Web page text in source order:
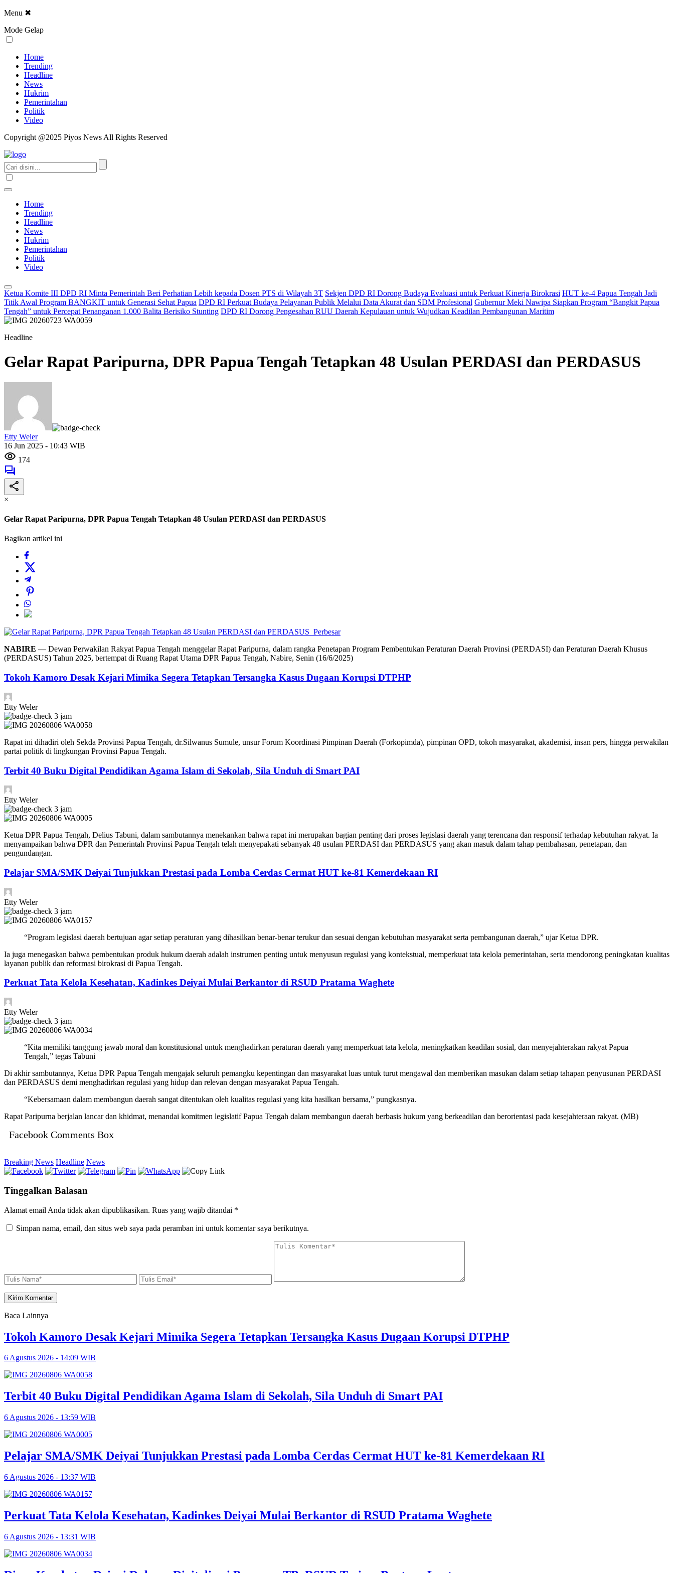
Menu ✖
Mode Gelap
Home
Trending
Headline
News
Hukrim
Pemerintahan
Politik
Video
Copyright @2025 Piyos News All Rights Reserved
Home
Trending
Headline
News
Hukrim
Pemerintahan
Politik
Video
Ketua Komite III DPD RI Minta Pemerintah Beri Perhatian Lebih kepada Dosen PTS di Wilayah 3T Sekjen DPD RI Dorong Budaya Evaluasi untuk Perkuat Kinerja Birokrasi HUT ke-4 Papua Tengah Jadi
Titik Awal Program BANGKIT untuk Generasi Sehat Papua DPD RI Perkuat Budaya Pelayanan Publik Melalui Data Akurat dan SDM Profesional Gubernur Meki Nawipa Siapkan Program “Bangkit Papua
Tengah” untuk Percepat Penanganan 1.000 Balita Berisiko Stunting DPD RI Dorong Pengesahan RUU Daerah Kepulauan untuk Wujudkan Keadilan Pembangunan Maritim
Headline
Gelar Rapat Paripurna, DPR Papua Tengah Tetapkan 48 Usulan PERDASI dan PERDASUS
Etty Weler
16 Jun 2025 - 10:43 WIB
174
×
Gelar Rapat Paripurna, DPR Papua Tengah Tetapkan 48 Usulan PERDASI dan PERDASUS
Bagikan artikel ini
Perbesar
NABIRE —Dewan Perwakilan Rakyat Papua Tengah menggelar Rapat Paripurna, dalam rangka Penetapan Program Pembentukan Peraturan Daerah Provinsi (PERDASI) dan Peraturan Daerah Khusus
(PERDASUS) Tahun 2025, bertempat di Ruang Rapat Utama DPR Papua Tengah, Nabire, Senin (16/6/2025)
Tokoh Kamoro Desak Kejari Mimika Segera Tetapkan Tersangka Kasus Dugaan Korupsi DTPHP
Etty Weler
3 jam
Rapat ini dihadiri oleh Sekda Provinsi Papua Tengah, dr.Silwanus Sumule, unsur Forum Koordinasi Pimpinan Daerah (Forkopimda), pimpinan OPD, tokoh masyarakat, akademisi, insan pers, hingga perwakilan
partai politik di lingkungan Provinsi Papua Tengah.
Terbit 40 Buku Digital Pendidikan Agama Islam di Sekolah, Sila Unduh di Smart PAI
Etty Weler
3 jam
Ketua DPR Papua Tengah, Delius Tabuni, dalam sambutannya menekankan bahwa rapat ini merupakan bagian penting dari proses legislasi daerah yang terencana dan responsif terhadap kebutuhan rakyat. Ia
menyampaikan bahwa DPR dan Pemerintah Provinsi Papua Tengah telah menyepakati sebanyak 48 usulan PERDASI dan PERDASUS yang akan masuk dalam tahap pembahasan, penetapan, dan
pengundangan.
Pelajar SMA/SMK Deiyai Tunjukkan Prestasi pada Lomba Cerdas Cermat HUT ke-81 Kemerdekaan RI
Etty Weler
3 jam
“Program legislasi daerah bertujuan agar setiap peraturan yang dihasilkan benar-benar terukur dan sesuai dengan kebutuhan masyarakat serta pembangunan daerah,” ujar Ketua DPR.
Ia juga menegaskan bahwa pembentukan produk hukum daerah adalah instrumen penting untuk menyusun regulasi yang kontekstual, memperkuat tata kelola pemerintahan, serta mendorong peningkatan kualitas
layanan publik dan reformasi birokrasi di Papua Tengah.
Perkuat Tata Kelola Kesehatan, Kadinkes Deiyai Mulai Berkantor di RSUD Pratama Waghete
Etty Weler
3 jam
“Kita memiliki tanggung jawab moral dan konstitusional untuk menghadirkan peraturan daerah yang memperkuat tata kelola, meningkatkan keadilan sosial, dan menyejahterakan rakyat Papua
Tengah,” tegas Tabuni
Di akhir sambutannya, Ketua DPR Papua Tengah mengajak seluruh pemangku kepentingan dan masyarakat luas untuk turut mengawal dan memberikan masukan dalam setiap tahapan penyusunan PERDASI
dan PERDASUS demi menghadirkan regulasi yang hidup dan relevan dengan masyarakat Papua Tengah.
“Kebersamaan dalam membangun daerah sangat ditentukan oleh kualitas regulasi yang kita hasilkan bersama,” pungkasnya.
Rapat Paripurna berjalan lancar dan khidmat, menandai komitmen legislatif Papua Tengah dalam membangun daerah berbasis hukum yang berkeadilan dan berorientasi pada kesejahteraan rakyat. (MB)
Facebook Comments Box
Breaking News Headline News
Tinggalkan Balasan
Alamat email Anda tidak akan dipublikasikan. Ruas yang wajib ditandai *
Simpan nama, email, dan situs web saya pada peramban ini untuk komentar saya berikutnya.
Baca Lainnya
Tokoh Kamoro Desak Kejari Mimika Segera Tetapkan Tersangka Kasus Dugaan Korupsi DTPHP
6 Agustus 2026 - 14:09 WIB
Terbit 40 Buku Digital Pendidikan Agama Islam di Sekolah, Sila Unduh di Smart PAI
6 Agustus 2026 - 13:59 WIB
Pelajar SMA/SMK Deiyai Tunjukkan Prestasi pada Lomba Cerdas Cermat HUT ke-81 Kemerdekaan RI
6 Agustus 2026 - 13:37 WIB
Perkuat Tata Kelola Kesehatan, Kadinkes Deiyai Mulai Berkantor di RSUD Pratama Waghete
6 Agustus 2026 - 13:31 WIB